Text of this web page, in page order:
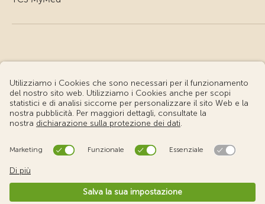
© Touring Club Svizzero
Condizioni d'uso – Informazioni giuridiche
Impostazione cookie